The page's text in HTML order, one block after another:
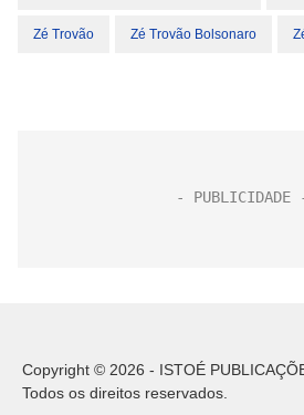
Zé Trovão Zé Trovão Bolsonaro
Copyright © 2026 - ISTOÉ
Todos os direitos reservados.